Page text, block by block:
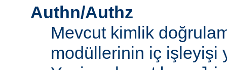
Authn/Authz
Mevcut kimlik
modüllerinin iç işleyişi